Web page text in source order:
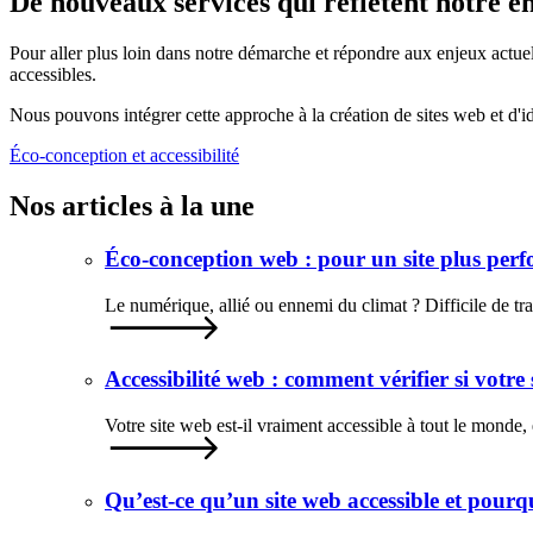
Pour aller plus loin dans notre démarche et répondre aux enjeux
accessibles.
Nous pouvons intégrer cette approche à la création de sites web et
Éco-conception et accessibilité
Nos articles à la une
Éco-conception web : pour un site plus
Le numérique, allié ou ennemi du climat ? Difficile de
Accessibilité web : comment vérifier si votre
Votre site web est-il vraiment accessible à tout le
Qu’est-ce qu’un site web accessible et